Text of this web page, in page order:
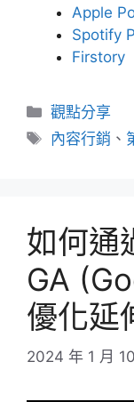
Apple
Spotify
Firstory
分
類
觀點分享
標
內容行銷 、
如何通
GA
優化延
2024 年 1 月